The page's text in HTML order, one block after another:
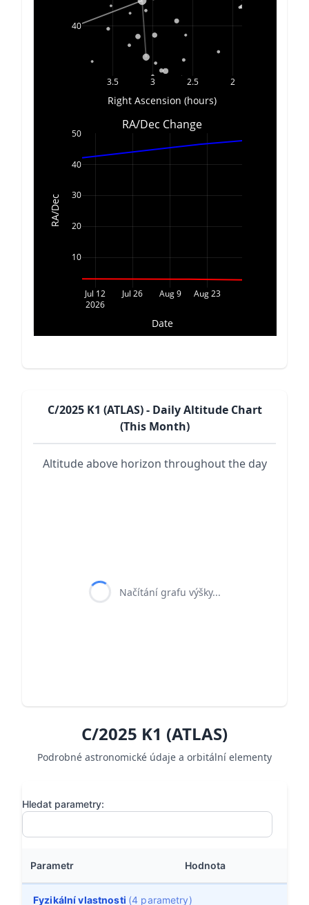
3.5 3 2.5 2
40
Jul 12
2026
Jul 26 Aug 9 Aug 23
10
20
30
40
50
Right Ascension (hours)
Date
RA/Dec
RA/Dec Change
C/2025 K1 (ATLAS) - Daily Altitude Chart
(This Month)
Altitude above horizon throughout the day
Načítání grafu výšky...
C/2025 K1 (ATLAS)
Podrobné astronomické údaje a orbitální elementy
Hledat parametry:
Parametr Hodnota
Fyzikální vlastnosti (4 parametry)